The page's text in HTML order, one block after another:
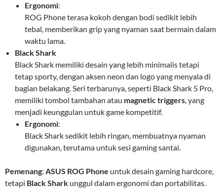
Ergonomi:
ROG Phone terasa kokoh dengan bodi sedikit lebih
tebal, memberikan grip yang nyaman saat bermain dalam
waktu lama.
Black Shark
Black Shark memiliki desain yang lebih minimalis tetapi
tetap sporty, dengan aksen neon dan logo yang menyala di
bagian belakang. Seri terbarunya, seperti Black Shark 5 Pro,
memiliki tombol tambahan atau magnetic triggers, yang
menjadi keunggulan untuk game kompetitif.
Ergonomi:
Black Shark sedikit lebih ringan, membuatnya nyaman
digunakan, terutama untuk sesi gaming santai.
Pemenang: ASUS ROG Phone untuk desain gaming hardcore,
tetapi Black Shark unggul dalam ergonomi dan portabilitas.